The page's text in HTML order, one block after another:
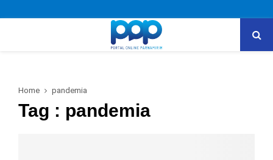
Home pandemia
Tag : pandemia